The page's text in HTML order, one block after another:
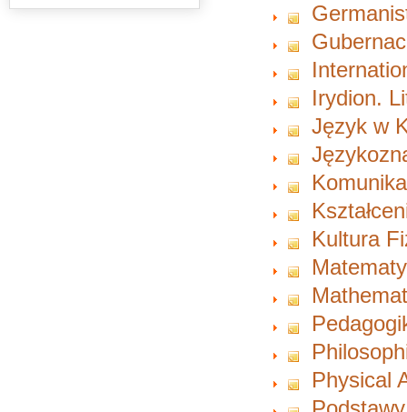
Irydion.
Język w
Kultura
Physical